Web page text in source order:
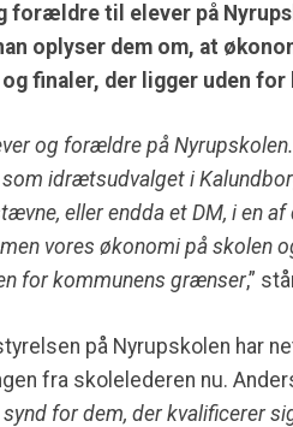
forældre til elever på
oplyser dem om, at
finaler, der ligger uden for
og forældre på
idrætsudvalget i
eller endda et DM, i en
vores økonomi på skolen
for kommunens grænser,”
på Nyrupskolen har
fra skolelederen nu.
for dem, der kvalificerer